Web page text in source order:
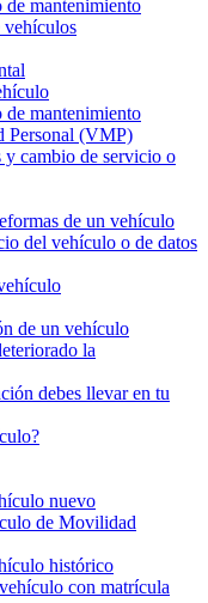
mantenimiento
mantenimiento
Personal (VMP)
cambio de servicio o
de un vehículo
del vehículo o de datos
de un vehículo
la
debes llevar en tu
nuevo
de Movilidad
histórico
con matrícula